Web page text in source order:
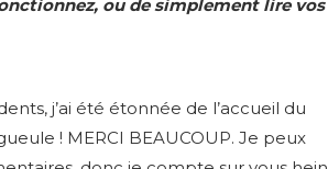
ou de simplement lire vos
j’ai été étonnée de l’accueil du
! MERCI BEAUCOUP. Je peux